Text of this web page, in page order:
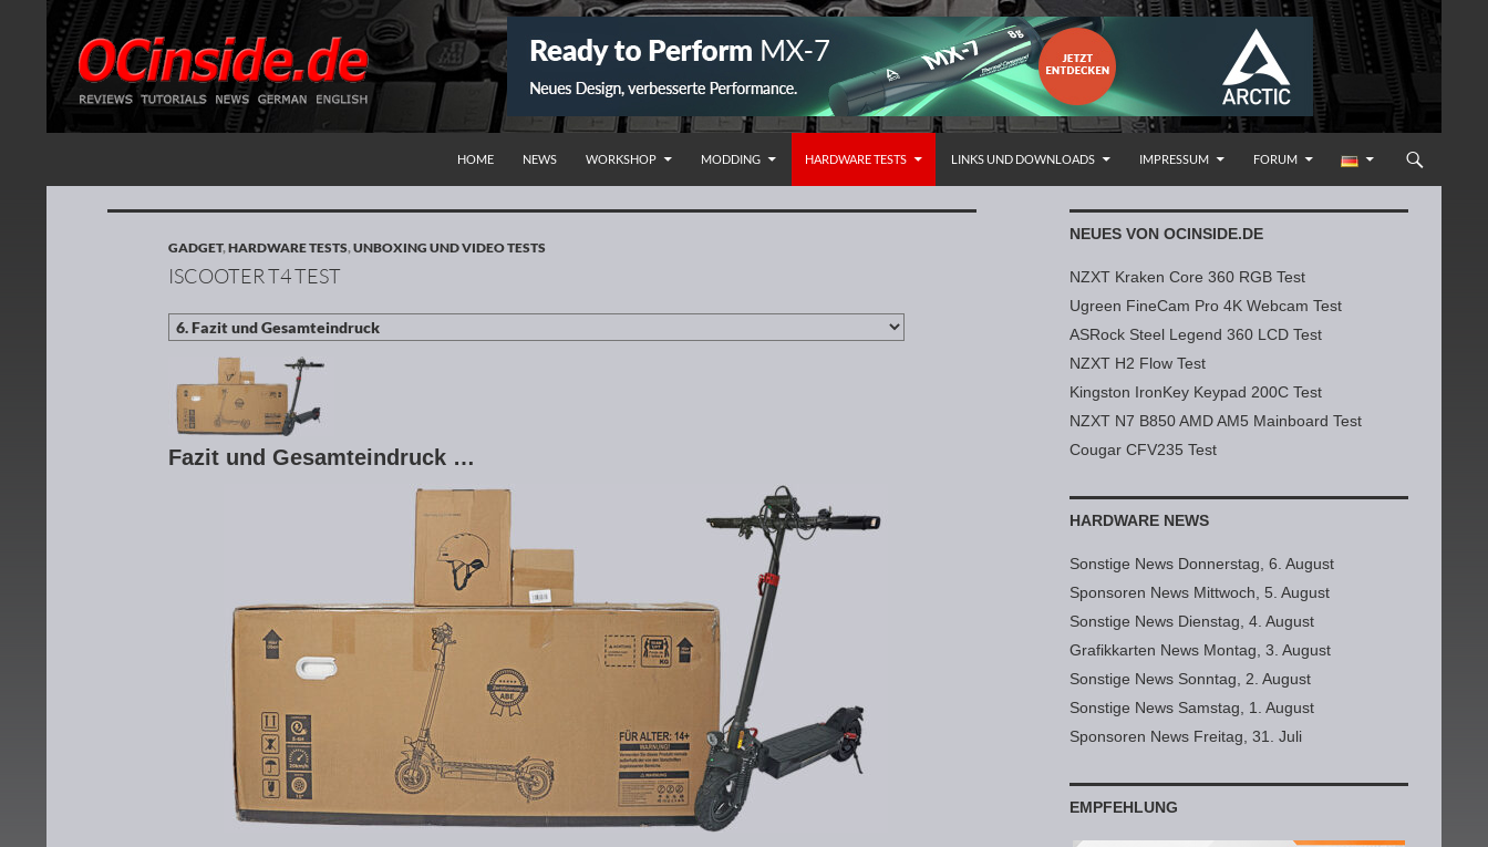
HOME
NEWS WORKSHOP MODDING HARDWARE TESTS LINKS UND DOWNLOADS IMPRESSUM FORUM
GADGET,HARDWARE TESTS,UNBOXING UND VIDEO TESTS
ISCOOTER T4 TEST
Fazit und Gesamteindruck …
NEUES VON OCINSIDE.DE
NZXT Kraken Core 360 RGB Test
Ugreen FineCam Pro 4K Webcam Test
ASRock Steel Legend 360 LCD Test
NZXT H2 Flow Test
Kingston IronKey Keypad 200C Test
NZXT N7 B850 AMD AM5 Mainboard Test
Cougar CFV235 Test
HARDWARE NEWS
Sonstige News Donnerstag, 6. August
Sponsoren News Mittwoch, 5. August
Sonstige News Dienstag, 4. August
Grafikkarten News Montag, 3. August
Sonstige News Sonntag, 2. August
Sonstige News Samstag, 1. August
Sponsoren News Freitag, 31. Juli
EMPFEHLUNG